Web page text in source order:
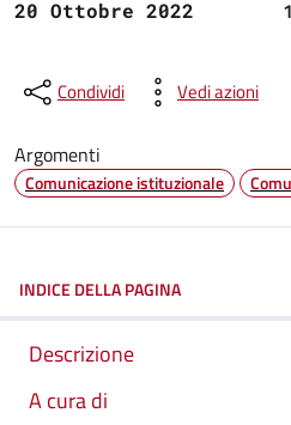
20 Ottobre 2022
Condividi Vedi azioni
Argomenti
Comunicazione istituzionale
INDICE DELLA PAGINA
Descrizione
A cura di